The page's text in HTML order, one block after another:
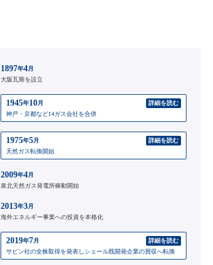
1897年4月
大阪瓦斯を設立
1945年10月
詳細を読む
神戸・京都など14ガス会社を合併
1975年5月
詳細を読む
天然ガス転換開始
2009年4月
泉北天然ガス発電所稼動開始
2013年3月
海外エネルギー事業への投資を本格化
2019年7月
詳細を読む
サビン社の全株取得を発表しシェール既開発企業の買収へ転換